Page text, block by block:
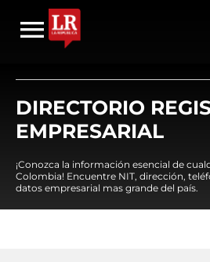
DIRECTORIO
EMPRESARIAL
¡Conozca la información esencial de
Colombia! Encuentre NIT, dirección,
datos empresarial mas grande del país.